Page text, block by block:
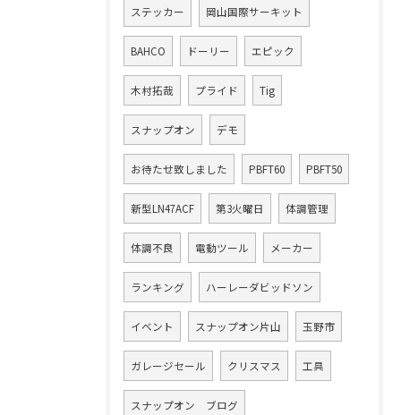
ステッカー 岡山国際サーキット
BAHCO ドーリー エピック
木村拓哉 プライド Tig
スナップオン デモ
お待たせ致しました PBFT60 PBFT50
新型LN47ACF 第3火曜日 体調管理
体調不良 電動ツール メーカー
ランキング ハーレーダビッドソン
イベント スナップオン片山 玉野市
ガレージセール クリスマス 工具
スナップオン ブログ